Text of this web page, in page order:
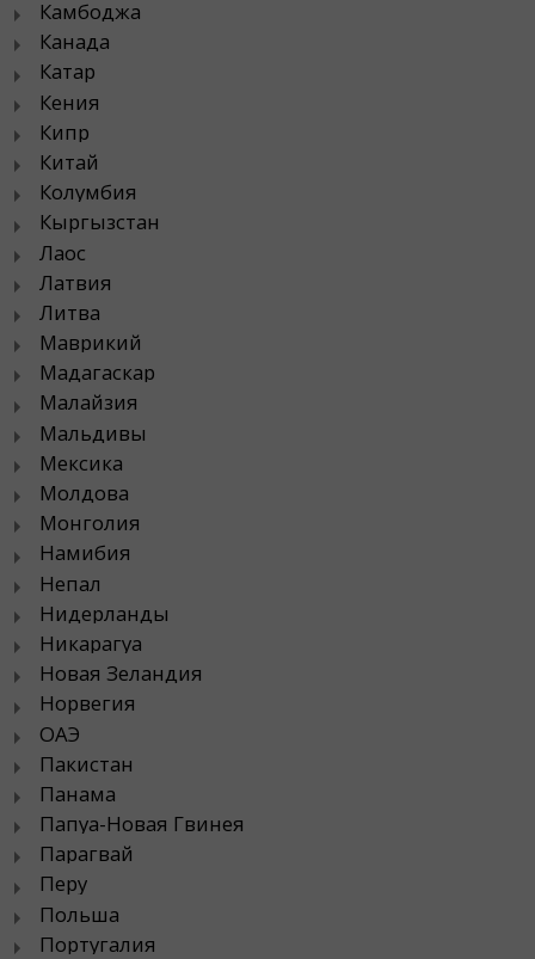
Камбоджа
Канада
Катар
Кения
Кипр
Китай
Колумбия
Кыргызстан
Лаос
Латвия
Литва
Маврикий
Мадагаскар
Малайзия
Мальдивы
Мексика
Молдова
Монголия
Намибия
Непал
Нидерланды
Никарагуа
Новая Зеландия
Норвегия
ОАЭ
Пакистан
Панама
Папуа-Новая Гвинея
Парагвай
Перу
Польша
Португалия